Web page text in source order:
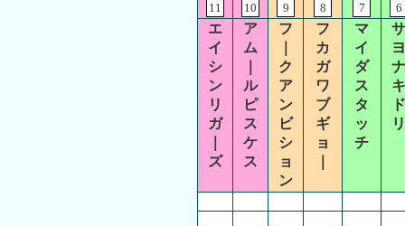
11
10 9 8 7 6
エ
イ
シ
ン
リ
ガ
ズ
ア
ム
ル
ピ
ス
ケ
ス
フ
ク
ア
ン
ビ
シ
ョ
ン
フ
カ
ガ
ワ
ブ
ギ
ョ
マ
イ
ダ
ス
タ
ッ
チ
サ
ヨ
ナ
キ
ド
リ